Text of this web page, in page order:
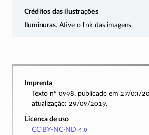
Créditos das ilustrações
Iluminuras. Ative o link das imagens.
Imprenta
Texto nº 0998, publicado em 27/03/
atualização: 29/09/2019.
Licença de uso
CC BY-NC-ND 4.0